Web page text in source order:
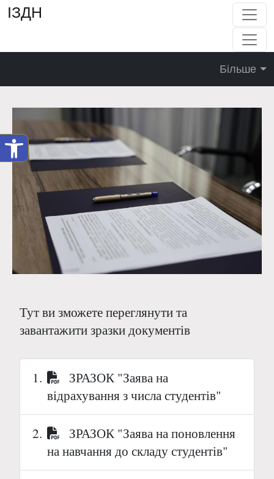
ІЗДН
Більше
Тут ви зможете переглянути та
завантажити зразки документів
ЗРАЗОК "Заява на
відрахування з числа студентів"
ЗРАЗОК "Заява на поновлення
на навчання до складу студентів"